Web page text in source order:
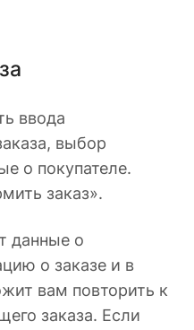
ввода
выбор
о покупателе.
заказ».
данные о
о заказе и в
вам повторить к
заказа. Если